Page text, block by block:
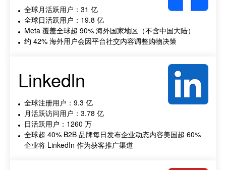
全球月活跃用户：31 亿
全球日活跃用户：19.8 亿
Meta 覆盖全球超 90% 海外国家地区（不含中国大陆）
约 42% 海外用户会因平台社交内容调整购物决策
Linkedln
全球注册用户：9.3 亿
月活跃访问用户：3.78 亿
日活跃用户：1260 万
全球超 40% B2B 品牌每日发布企业动态内容美国超 60%
企业将 LinkedIn 作为获客推广渠道